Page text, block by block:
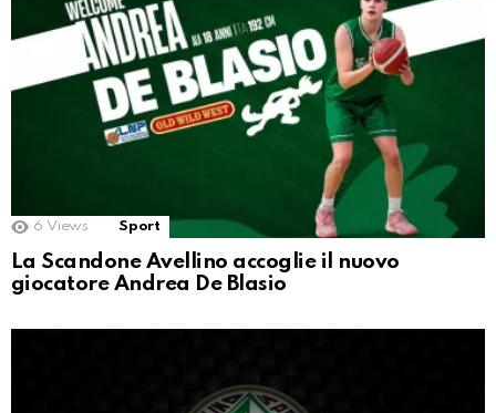
6 Views Sport
La Scandone Avellino accoglie il nuovo
giocatore Andrea De Blasio